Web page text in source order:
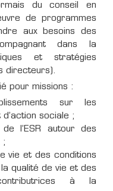
du conseil en
de programmes
aux besoins des
dans la
et stratégies
directeurs).
pour missions :
sur les
sociale ;
l’ESR autour des
;
vie et des conditions
qualité de vie et des
à la